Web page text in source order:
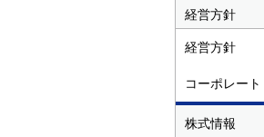
経営方針
経営方針
コーポレー
株式情報